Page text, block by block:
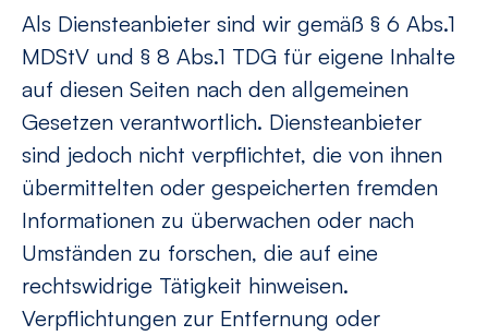
Als Diensteanbieter sind wir gemäß § 6 Abs.1
MDStV und § 8 Abs.1 TDG für eigene Inhalte
auf diesen Seiten nach den allgemeinen
Gesetzen verantwortlich. Diensteanbieter
sind jedoch nicht verpflichtet, die von ihnen
übermittelten oder gespeicherten fremden
Informationen zu überwachen oder nach
Umständen zu forschen, die auf eine
rechtswidrige Tätigkeit hinweisen.
Verpflichtungen zur Entfernung oder